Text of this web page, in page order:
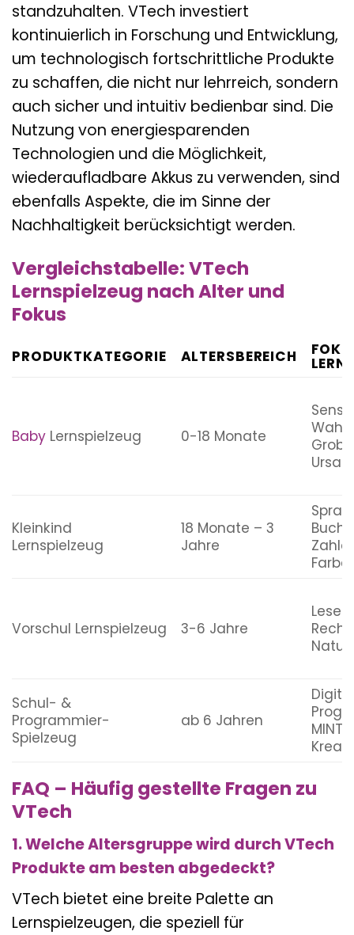
standzuhalten. VTech investiert
kontinuierlich in Forschung und Entwicklung,
um technologisch fortschrittliche Produkte
zu schaffen, die nicht nur lehrreich, sondern
auch sicher und intuitiv bedienbar sind. Die
Nutzung von energiesparenden
Technologien und die Möglichkeit,
wiederaufladbare Akkus zu verwenden, sind
ebenfalls Aspekte, die im Sinne der
Nachhaltigkeit berücksichtigt werden.
Vergleichstabelle: VTech
Lernspielzeug nach Alter und
Fokus
PRODUKTKATEGORIE ALTERSBEREICH
Baby Lernspielzeug 0-18 Monate
Kleinkind
Lernspielzeug
18 Monate – 3
Jahre
Vorschul Lernspielzeug 3-6 Jahre
Schul- &
Programmier-
Spielzeug
ab 6 Jahren
FAQ – Häufig gestellte Fragen zu
VTech
1. Welche Altersgruppe wird durch VTech
Produkte am besten abgedeckt?
VTech bietet eine breite Palette an
Lernspielzeugen, die speziell für